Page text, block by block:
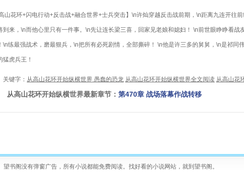
花环+闪电行动+反击战+融合世界+士兵突击】\n许灿穿越反击战前期，\n距离九连开往
到来，\n而他心里只有一件事。\n先让连长梁三喜，回家见老娘和媳妇！ \n前世眼睁睁看战
\n练最强战术，磨最狠兵，\n把所有必死剧情，全部撕碎！ \n他是许三多的舅舅，\n是祁同
猛虎兵王！
字： 从高山花环开始纵横世界 愚蠢的恐龙 从高山花环开始纵横世界全文阅读 从高山花
山花环开始纵横世界最新章节： 第470章 战场落幕作战转移
望书阁没有弹窗广告，所有小说都能免费阅读。找好看的小说网站，就到望书阁。